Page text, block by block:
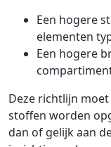
Een hogere
elementen
Een hogere
Deze richtlijn
stoffen worden
dan of gelijk aan